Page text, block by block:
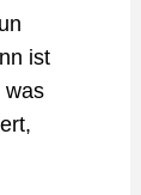
ist
was